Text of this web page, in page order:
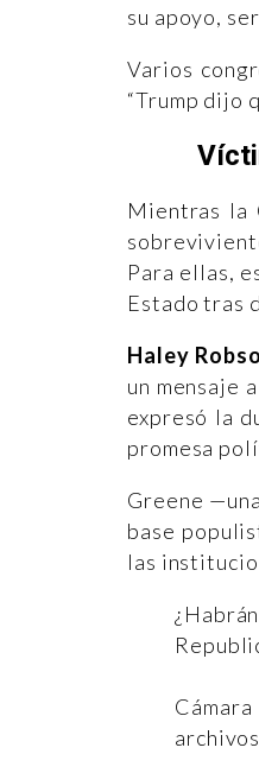
su apoyo,
Varios
“Trump dijo
Mientras la
Para ellas,
Estado tras
Haley
un mensaje
expresó la
promesa
Greene
base
las